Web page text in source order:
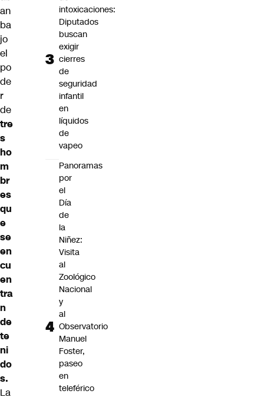
an
ba
jo
el
po
de
r
de
tre
s
ho
m
br
es
qu
e
se
en
cu
en
tra
n
de
te
ni
do
s.
La
intoxicaciones:
Diputados
buscan
exigir
cierres
de
seguridad
infantil
en
líquidos
de
vapeo
Panoramas
por
el
Día
de
la
Niñez:
Visita
al
Zoológico
Nacional
y
al
Observatorio
Manuel
Foster,
paseo
en
teleférico